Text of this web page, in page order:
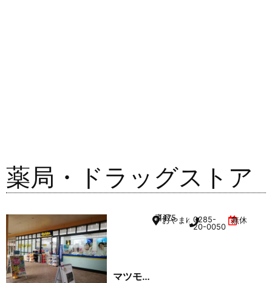
薬局・ドラッグストア
マツモ
喜沢
1475
おやまゆうえんハーヴェスト
0285-
20-0050
無休